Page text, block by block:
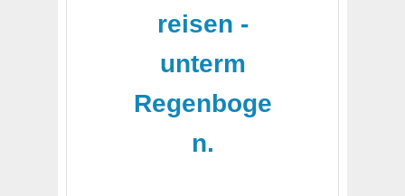
reisen -
unterm
Regenboge
n.